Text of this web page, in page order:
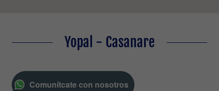
Yopal - Casanare
Comunítcate con nosotros